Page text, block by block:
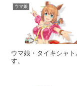
ウマ娘
ウマ娘・タイキシャ
す。